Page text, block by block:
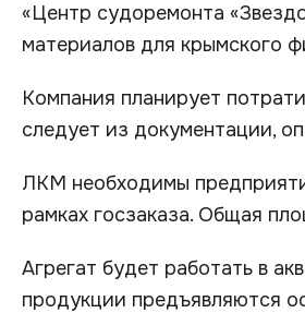
«Центр судоремонта
материалов для крымского
Компания планирует
следует из документации,
ЛКМ необходимы
рамках госзаказа. Общая
Агрегат будет работать в
продукции предъявляются